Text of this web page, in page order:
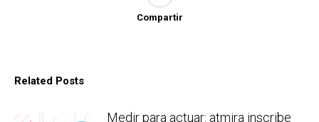
Compartir
Related Posts
Medir para actuar: atmira inscribe